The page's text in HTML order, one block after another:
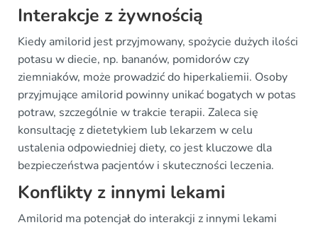
Interakcje z żywnością
Kiedy amilorid jest przyjmowany, spożycie dużych ilości
potasu w diecie, np. bananów, pomidorów czy
ziemniaków, może prowadzić do hiperkaliemii. Osoby
przyjmujące amilorid powinny unikać bogatych w potas
potraw, szczególnie w trakcie terapii. Zaleca się
konsultację z dietetykiem lub lekarzem w celu
ustalenia odpowiedniej diety, co jest kluczowe dla
bezpieczeństwa pacjentów i skuteczności leczenia.
Konflikty z innymi lekami
Amilorid ma potencjał do interakcji z innymi lekami